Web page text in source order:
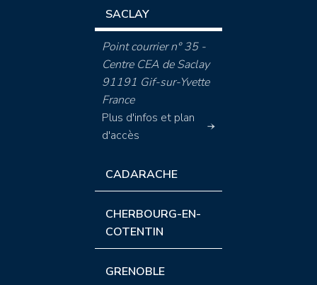
SACLAY
Point courrier n° 35 -
Centre CEA de Saclay
91191 Gif-sur-Yvette
France
Plus d'infos et plan
d'accès
CADARACHE
CHERBOURG-EN-
COTENTIN
GRENOBLE